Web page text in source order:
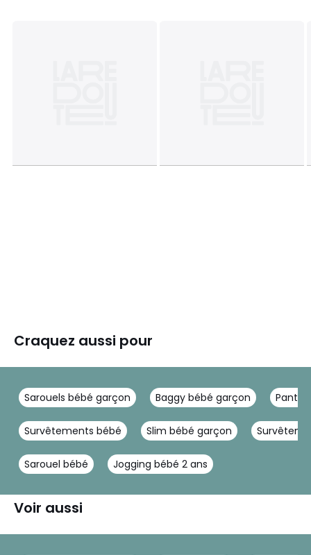
Craquez aussi pour
Sarouels bébé garçon Baggy bébé garçon
Survêtements bébé Slim bébé garçon
Sarouel bébé Jogging bébé 2 ans
Voir aussi